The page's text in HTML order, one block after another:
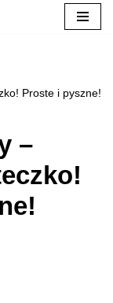
Proste i pyszne!
–